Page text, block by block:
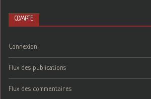
COMPTE
Connexion
Flux des publications
Flux des commentaires